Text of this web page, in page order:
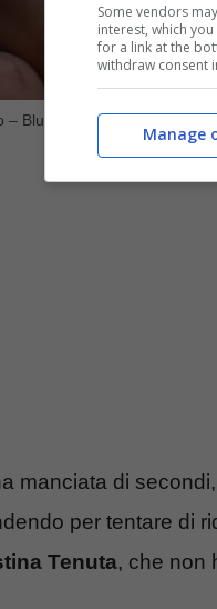
– Blueshouse.it
manciata di
per tentare di
Tenuta, che non
Some vendors
interest, which
for a link at the
withdraw consent
Manage